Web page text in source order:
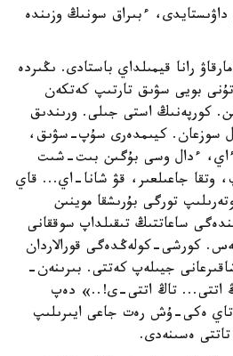
ءبىراق سونىڭ وزىندە
رانا قيمىلداي باستادى. ىڭىردە
بويى سۋىق تارتىپ كەتكەن
كورپەنىڭ استى جىلى. ورىندىق
سوزعان. كيىمدەرى سۇپ-سۋىق،
ءدال وسى بۇگىن بىت-شىت
وتقا جاعىلعىر، قۋ شانا-اي... قاي
تورگى بۇرىشقا موينىن
ساعاتتىڭ تىقىلداپ سوققانى
كورشى-كولەڭدەگى قورالاردان
جيىلەپ كەتتى. بىرىنەن-
اتتى... تاڭ اتتى-ى!..» دەپ
ەكى-ۇش رەت جاعى ايىرىلىپ
ەسىنەدى.